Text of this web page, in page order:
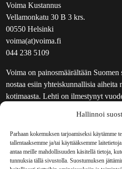
Hallinnoi
Parhaan kokemuksen tarjoamiseksi käytämme
tallentaaksemme ja/tai käyttääksemme
antaa meille mahdollisuuden käsitellä tietoja,
tunnuksia tällä sivustolla. Suostumuksen
Voima Kustannus
Vellamonkatu 30 B 3 krs.
00550 Helsinki
voima(at)voima.fi
044 238 5109
Voima on painosmäärältään
nostaa esiin yhteiskunnallisia aiheita
kotimaasta. Lehti on ilmestynyt
UUTISKIRJE
MAINOSTAJILLE
VASTAMAINOKSET